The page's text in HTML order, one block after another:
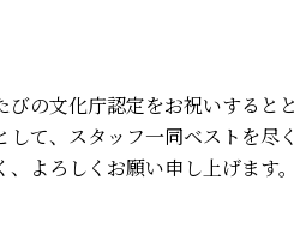
の文化庁認定をお祝いするとと
て、スタッフ一同ベストを尽
よろしくお願い申し上げます。